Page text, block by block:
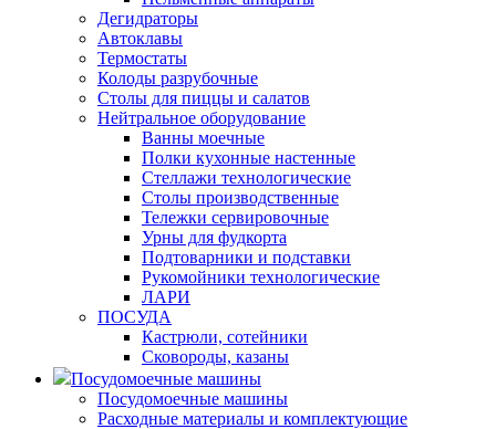
Дегидраторы
Автоклавы
Термостаты
Колоды разрубочные
Столы для пиццы и салатов
Нейтральное оборудование
Ванны моечные
Полки кухонные настенные
Стеллажи технологические
Столы производственные
Тележки сервировочные
Урны для фудкорта
Подтоварники и подставки
Рукомойники технологические
ЛАРИ
ПОСУДА
Кастрюли, сотейники
Сковороды, казаны
Посудомоечные машины
Посудомоечные машины
Расходные материалы и комплектующие